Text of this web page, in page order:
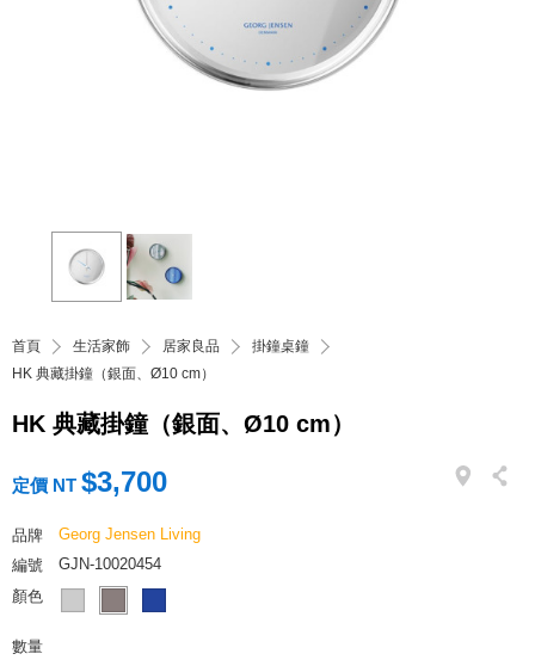
首頁 生活家飾 居家良品
掛鐘桌鐘
HK 典藏掛鐘（銀面、Ø10 cm）
HK 典藏掛鐘（銀面、Ø10 cm）
定價 NT $3,700
品牌
Georg Jensen Living
編號
GJN-10020454
顏色
數量